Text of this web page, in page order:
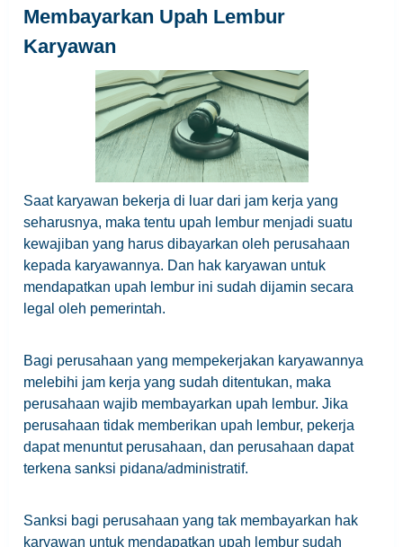
Membayarkan Upah Lembur
Karyawan
Saat karyawan bekerja di luar dari jam kerja yang
seharusnya, maka tentu upah lembur menjadi suatu
kewajiban yang harus dibayarkan oleh perusahaan
kepada karyawannya. Dan hak karyawan untuk
mendapatkan upah lembur ini sudah dijamin secara
legal oleh pemerintah.
Bagi perusahaan yang mempekerjakan karyawannya
melebihi jam kerja yang sudah ditentukan, maka
perusahaan wajib membayarkan upah lembur. Jika
perusahaan tidak memberikan upah lembur, pekerja
dapat menuntut perusahaan, dan perusahaan dapat
terkena sanksi pidana/administratif.
Sanksi bagi perusahaan yang tak membayarkan hak
karyawan untuk mendapatkan upah lembur sudah